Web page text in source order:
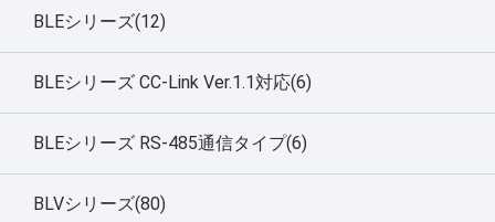
BLEシリーズ(12)
BLEシリーズ CC-Link Ver.1.1対応(6)
BLEシリーズ RS-485通信タイプ(6)
BLVシリーズ(80)